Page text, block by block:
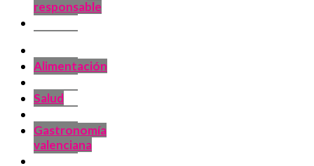
responsable
Alimentación
Salud
Gastronomía
valenciana